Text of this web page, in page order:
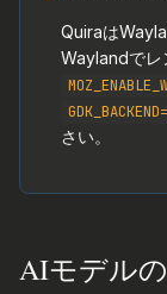
Quiraは
Waylandでレ
さい。
AIモデル